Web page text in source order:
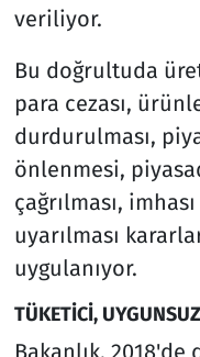
veriliyor.
Bu doğrultuda
para cezası,
durdurulması,
önlenmesi,
çağrılması,
uyarılması
uygulanıyor.
TÜKETİCİ,